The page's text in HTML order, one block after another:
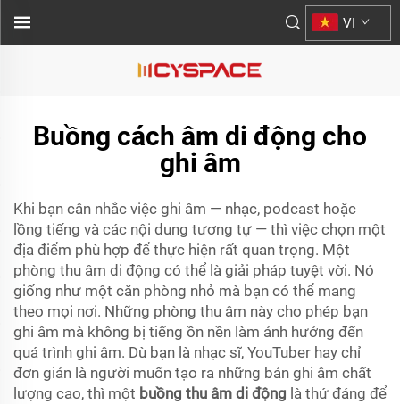
VI
Buồng cách âm di động cho
ghi âm
Khi bạn cân nhắc việc ghi âm — nhạc, podcast hoặc
lồng tiếng và các nội dung tương tự — thì việc chọn một
địa điểm phù hợp để thực hiện rất quan trọng. Một
phòng thu âm di động có thể là giải pháp tuyệt vời. Nó
giống như một căn phòng nhỏ mà bạn có thể mang
theo mọi nơi. Những phòng thu âm này cho phép bạn
ghi âm mà không bị tiếng ồn nền làm ảnh hưởng đến
quá trình ghi âm. Dù bạn là nhạc sĩ, YouTuber hay chỉ
đơn giản là người muốn tạo ra những bản ghi âm chất
lượng cao, thì một buồng thu âm di động là thứ đáng để